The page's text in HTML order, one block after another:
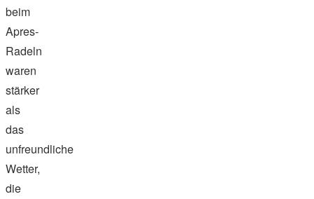
beim
Apres-
Radeln
waren
stärker
als
das
unfreundliche
Wetter,
die